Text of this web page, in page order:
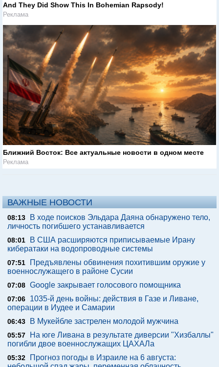
And They Did Show This In Bohemian Rapsody!
Реклама
Ближний Восток: Все актуальные новости в одном месте
Реклама
ВАЖНЫЕ НОВОСТИ
08:13
В ходе поисков Эльдара Даяна обнаружено тело,
личность погибшего устанавливается
08:01
В США расширяются приписываемые Ирану
кибератаки на водопроводные системы
07:51
Предъявлены обвинения похитившим оружие у
военнослужащего в районе Сусии
07:08 Google закрывает голосового помощника
07:06
1035-й день войны: действия в Газе и Ливане,
операции в Иудее и Самарии
06:43 В Мукейбле застрелен молодой мужчина
05:57
На юге Ливана в результате диверсии "Хизбаллы"
погибли двое военнослужащих ЦАХАЛа
05:32
Прогноз погоды в Израиле на 6 августа: